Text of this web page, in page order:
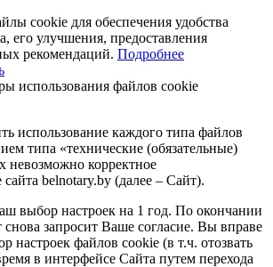
cookie для обеспечения удобства
его улучшения, предоставления
рекомендаций. Подробнее
использования файлов cookie
использование каждого типа файлов
типа «технические (обязательные)
невозможно корректное
belnotary.by (далее – Сайт).
выбор настроек на 1 год. По окончании
снова запросит Ваше согласие. Вы вправе
настроек файлов cookie (в т.ч. отозвать
в интерфейсе Сайта путем перехода